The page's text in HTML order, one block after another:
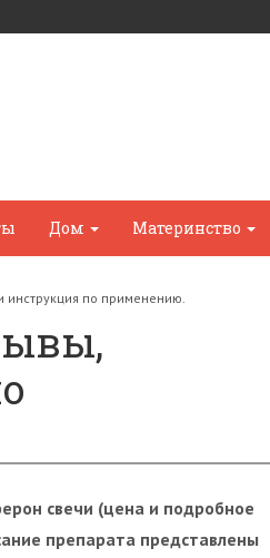
Дом Материнство
инструкция по применению.
свечи (цена и подробное
препарата представлены